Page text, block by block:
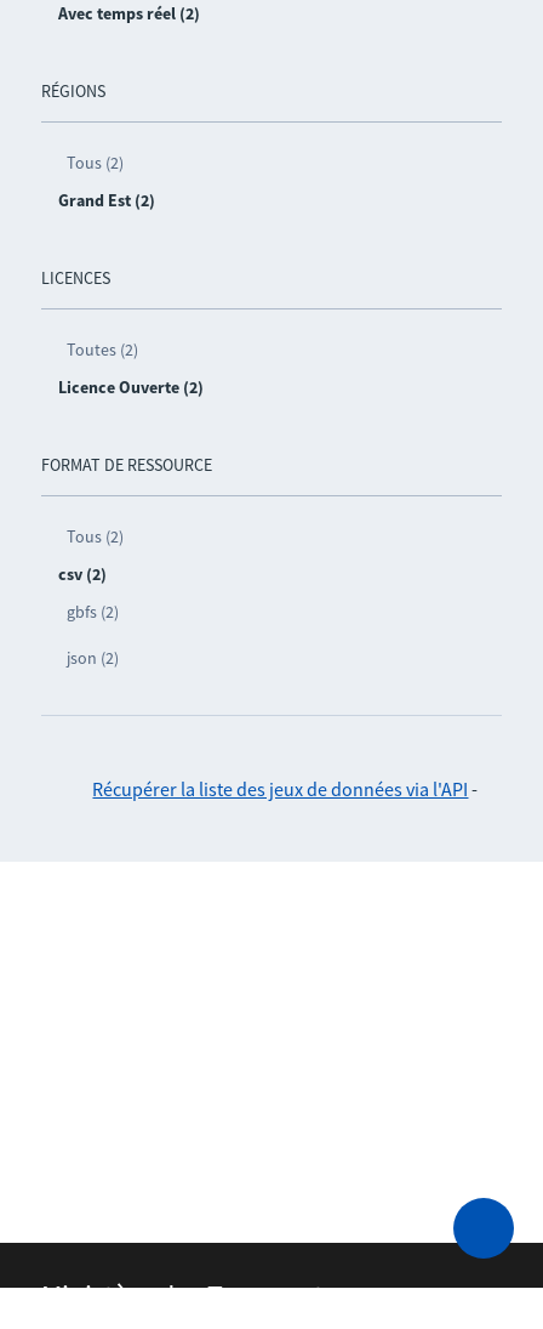
Avec temps réel (2)
RÉGIONS
Tous (2)
Grand Est (2)
LICENCES
Toutes (2)
Licence Ouverte (2)
FORMAT DE RESSOURCE
Tous (2)
csv (2)
gbfs (2)
json (2)
Récupérer la liste des jeux de données via l'API -
Ministère des Transports